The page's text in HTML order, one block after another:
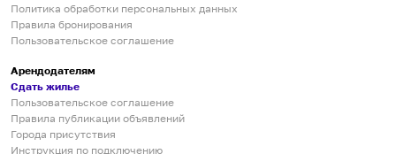
Политика обработки персональных данных
Правила бронирования
Пользовательское соглашение
Арендодателям
Сдать жилье
Пользовательское соглашение
Правила публикации объявлений
Города присутствия
Инструкция по подключению